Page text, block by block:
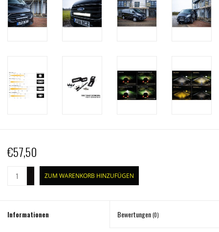
€57,50
ZUM WARENKORB HINZUFÜGEN
Informationen Bewertungen(0)